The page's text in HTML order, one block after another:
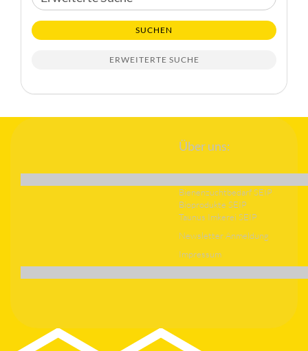
Suche
SUCHEN
ERWEITERTE SUCHE
Über uns:
Bienenzuchtbedarf SEIP
Bioprodukte SEIP
Taunus Imkerei SEIP
Newsletter Anmeldung
Impressum